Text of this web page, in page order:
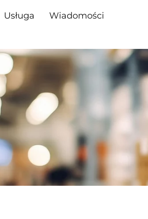
Usługa
Wiadomości